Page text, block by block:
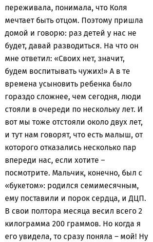
переживала, понимала, что Коля
мечтает быть отцом. Поэтому пришла
домой и говорю: раз детей у нас не
будет, давай разводиться. На что он
мне ответил: «Своих нет, значит,
будем воспитывать чужих!» А в те
времена усыновить ребенка было
гораздо сложнее, чем сегодня, люди
стояли в очереди по нескольку лет. И
вот мы тоже отстояли около двух лет,
и тут нам говорят, что есть малыш, от
которого отказались несколько пар
впереди нас, если хотите –
посмотрите. Мальчик, конечно, был с
«букетом»: родился семимесячным,
ему поставили и порок сердца, и ДЦП.
В свои полтора месяца весил всего 2
килограмма 200 граммов. Но когда я
его увидела, то сразу поняла – мой! Ну